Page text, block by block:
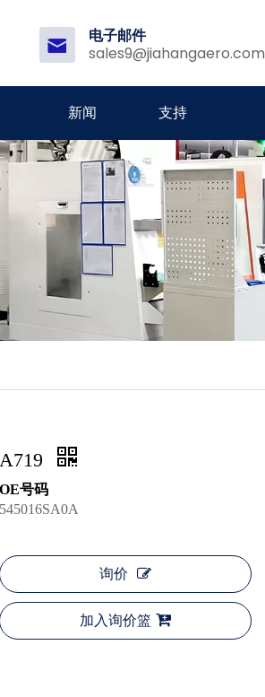
电子邮件
sales9@jiahangaero.com
新闻 支持
A719
OE号码
545016SA0A
询价
加入询价篮